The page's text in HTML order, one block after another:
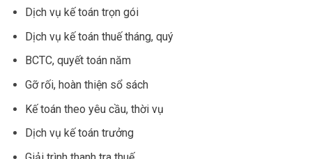
Dịch vụ kế toán trọn gói
Dịch vụ kế toán thuế tháng, quý
BCTC, quyết toán năm
Gỡ rối, hoàn thiện sổ sách
Kế toán theo yêu cầu, thời vụ
Dịch vụ kế toán trưởng